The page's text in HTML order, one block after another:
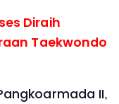
Diraih
Taekwondo
II,